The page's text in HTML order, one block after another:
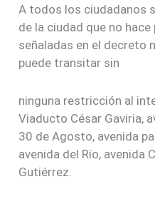
A todos los ciudadanos
de la ciudad que no
señaladas en el decreto
puede transitar sin
ninguna restricción al
Viaducto César Gaviria,
30 de Agosto, avenida
avenida del Río, avenida
Gutiérrez.